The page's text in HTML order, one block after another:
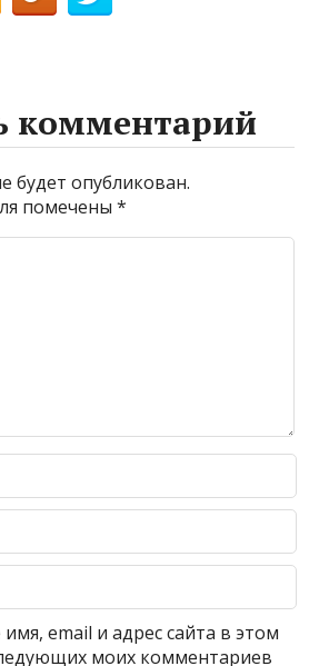
комментарий
будет опубликован.
помечены*
email и адрес сайта в этом
моих комментариев